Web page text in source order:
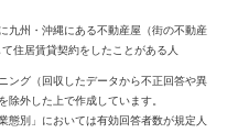
九州・沖縄にある不動産屋（街の不動産
住居賃貸契約をしたことがある人
ング（回収したデータから不正回答や異
外した上で作成しています。
別」においては有効回答者数が規定人